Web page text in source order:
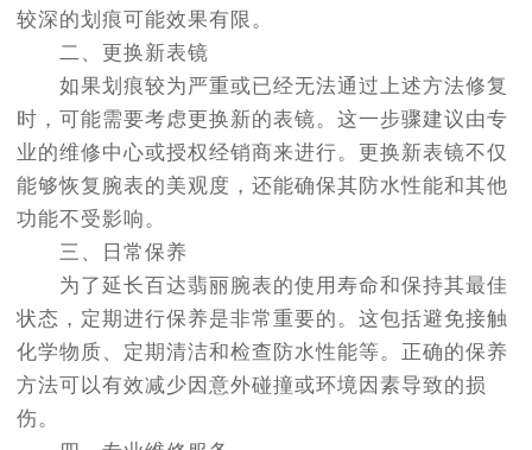
较深的划痕可能效果有限。
二、更换新表镜
如果划痕较为严重或已经无法通过上述方法修复
时，可能需要考虑更换新的表镜。这一步骤建议由专
业的维修中心或授权经销商来进行。更换新表镜不仅
能够恢复腕表的美观度，还能确保其防水性能和其他
功能不受影响。
三、日常保养
为了延长百达翡丽腕表的使用寿命和保持其最佳
状态，定期进行保养是非常重要的。这包括避免接触
化学物质、定期清洁和检查防水性能等。正确的保养
方法可以有效减少因意外碰撞或环境因素导致的损
伤。